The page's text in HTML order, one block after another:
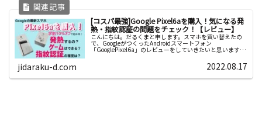
[コスパ最強]Google Pixel6aを購入！気になる発
熱・指紋認証の問題をチェック！【レビュー】
こんにちは。だるくまと申します。スマホを買い替えたの
で、GoogleがつくったAndroidスマートフォン
「GooglePixel6a」のレビューをしていきたいと思います。
jidaraku-d.com 2022.08.17